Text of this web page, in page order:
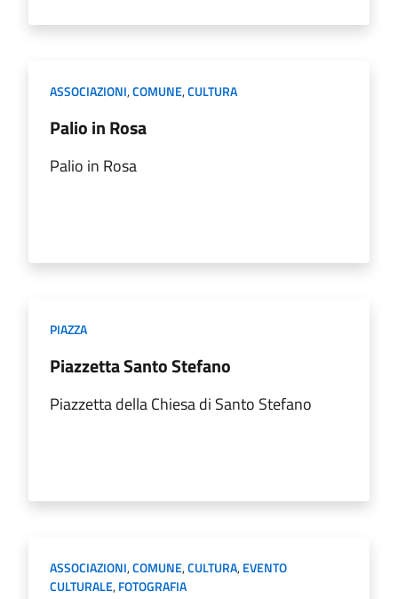
ASSOCIAZIONI,COMUNE,CULTURA
Palio in Rosa
Palio in Rosa
PIAZZA
Piazzetta Santo Stefano
Piazzetta della Chiesa di Santo Stefano
ASSOCIAZIONI,COMUNE,CULTURA,EVENTO
CULTURALE,FOTOGRAFIA